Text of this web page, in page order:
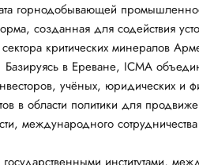
горнодобывающей
созданная для содействия
критических минералов
в Ереване, ICMA
учёных, юридических и
в области политики для
международного